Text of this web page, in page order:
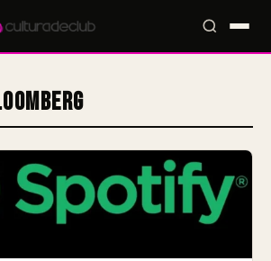
Eventos🎤 Artistas📍 Locales📰 Magazine